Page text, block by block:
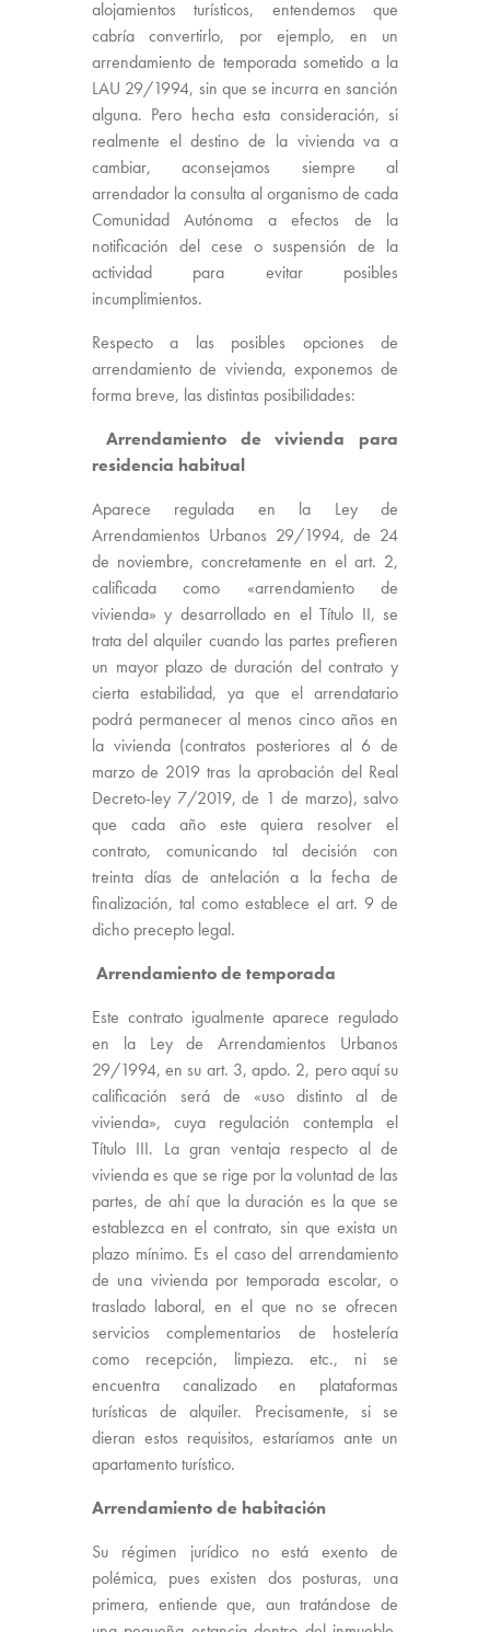
alojamientos turísticos, entendemos que
cabría convertirlo, por ejemplo, en un
arrendamiento de temporada sometido a la
LAU 29/1994, sin que se incurra en sanción
alguna. Pero hecha esta consideración, si
realmente el destino de la vivienda va a
cambiar, aconsejamos siempre al
arrendador la consulta al organismo de cada
Comunidad Autónoma a efectos de la
notificación del cese o suspensión de la
actividad para evitar posibles
incumplimientos.
Respecto a las posibles opciones de
arrendamiento de vivienda, exponemos de
forma breve, las distintas posibilidades:
Arrendamiento de vivienda para
residencia habitual
Aparece regulada en la Ley de
Arrendamientos Urbanos 29/1994, de 24
de noviembre, concretamente en el art. 2,
calificada como «arrendamiento de
vivienda» y desarrollado en el Título II, se
trata del alquiler cuando las partes prefieren
un mayor plazo de duración del contrato y
cierta estabilidad, ya que el arrendatario
podrá permanecer al menos cinco años en
la vivienda (contratos posteriores al 6 de
marzo de 2019 tras la aprobación del Real
Decreto-ley 7/2019, de 1 de marzo), salvo
que cada año este quiera resolver el
contrato, comunicando tal decisión con
treinta días de antelación a la fecha de
finalización, tal como establece el art. 9 de
dicho precepto legal.
Arrendamiento de temporada
Este contrato igualmente aparece regulado
en la Ley de Arrendamientos Urbanos
29/1994, en su art. 3, apdo. 2, pero aquí su
calificación será de «uso distinto al de
vivienda», cuya regulación contempla el
Título III. La gran ventaja respecto al de
vivienda es que se rige por la voluntad de las
partes, de ahí que la duración es la que se
establezca en el contrato, sin que exista un
plazo mínimo. Es el caso del arrendamiento
de una vivienda por temporada escolar, o
traslado laboral, en el que no se ofrecen
servicios complementarios de hostelería
como recepción, limpieza. etc., ni se
encuentra canalizado en plataformas
turísticas de alquiler. Precisamente, si se
dieran estos requisitos, estaríamos ante un
apartamento turístico.
Arrendamiento de habitación
Su régimen jurídico no está exento de
polémica, pues existen dos posturas, una
primera, entiende que, aun tratándose de